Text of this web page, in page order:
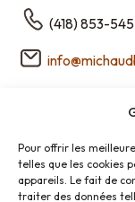
Pour offrir les
telles que les cookies
appareils. Le fait de
traiter des données
(418) 853-
HEURES
Du lundi au jeudi : 9